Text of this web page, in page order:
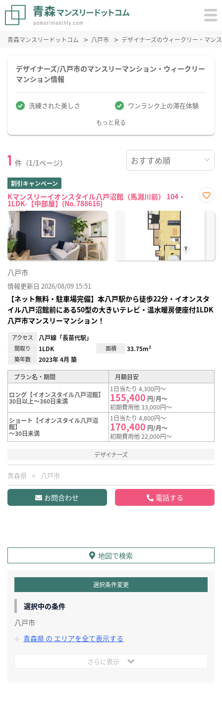
青森マンスリードットコム 八戸市 デザイナーズのウィークリー・マン
デザイナーズ/八戸市のマンスリーマンション・ウィークリー
マンション情報
洗練された美しさ ワンランク上の滞在体験
もっと見る
1 件（1/1ページ）
割引キャンペーン
Kマンスリーイオンスタイル八戸沼館（馬淵川前） 104・
1LDK-【中部屋】(No.788616)
に入
八戸市
情報更新日 2026/08/09 15:51
【ネット無料・駐車場完備】本八戸駅から徒歩22分・イオンスタ
イル八戸沼館前にある50型の大きいテレビ・温水暖房便座付1LDK
八戸市マンスリーマンション！
アクセス 八戸線「長苗代駅」
間取り 1LDK 面積 33.75m²
築年数 2023年 4月 築
プラン名・期間 月額目安
ロング【イオンスタイル八戸沼館】
30日以上～360日未満
1日当たり 4,300円～
155,400 円/月～
初期費用他 33,000円～
ショート【イオンスタイル八戸沼
館】
～30日未満
1日当たり 4,800円～
170,400 円/月～
初期費用他 22,000円～
デザイナーズ
青森県 八戸市
お問合わせ 電話する
地図で検索
選択条件変更
選択中の条件
八戸市
青森県 の エリアを全て表示する
さらに表示